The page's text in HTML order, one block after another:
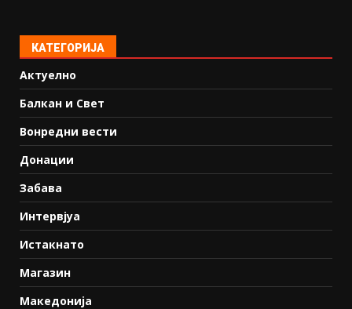
КАТЕГОРИЈА
Актуелно
Балкан и Свет
Вонредни вести
Донации
Забава
Интервјуа
Истакнато
Магазин
Македонија